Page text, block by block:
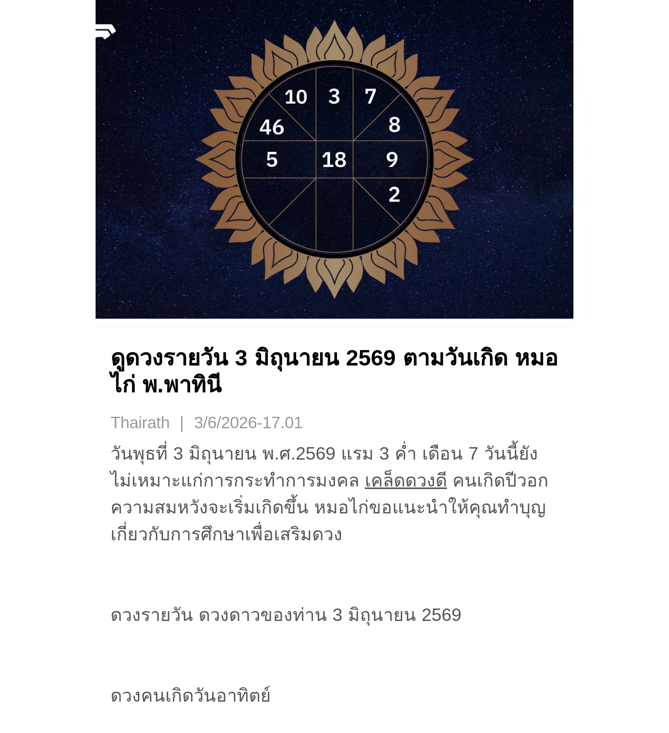
ดูดวงรายวัน 3 มิถุนายน 2569 ตามวันเกิด หมอ
ไก่ พ.พาทินี
Thairath | 3/6/2026-17.01
วันพุธที่ 3 มิถุนายน พ.ศ.2569 แรม 3 ค่ำ เดือน 7 วันนี้ยัง
ไม่เหมาะแก่การกระทำการมงคล เคล็ดดวงดี คนเกิดปีวอก
ความสมหวังจะเริ่มเกิดขึ้น หมอไก่ขอแนะนำให้คุณทำบุญ
เกี่ยวกับการศึกษาเพื่อเสริมดวง
ดวงรายวัน ดวงดาวของท่าน 3 มิถุนายน 2569
ดวงคนเกิดวันอาทิตย์